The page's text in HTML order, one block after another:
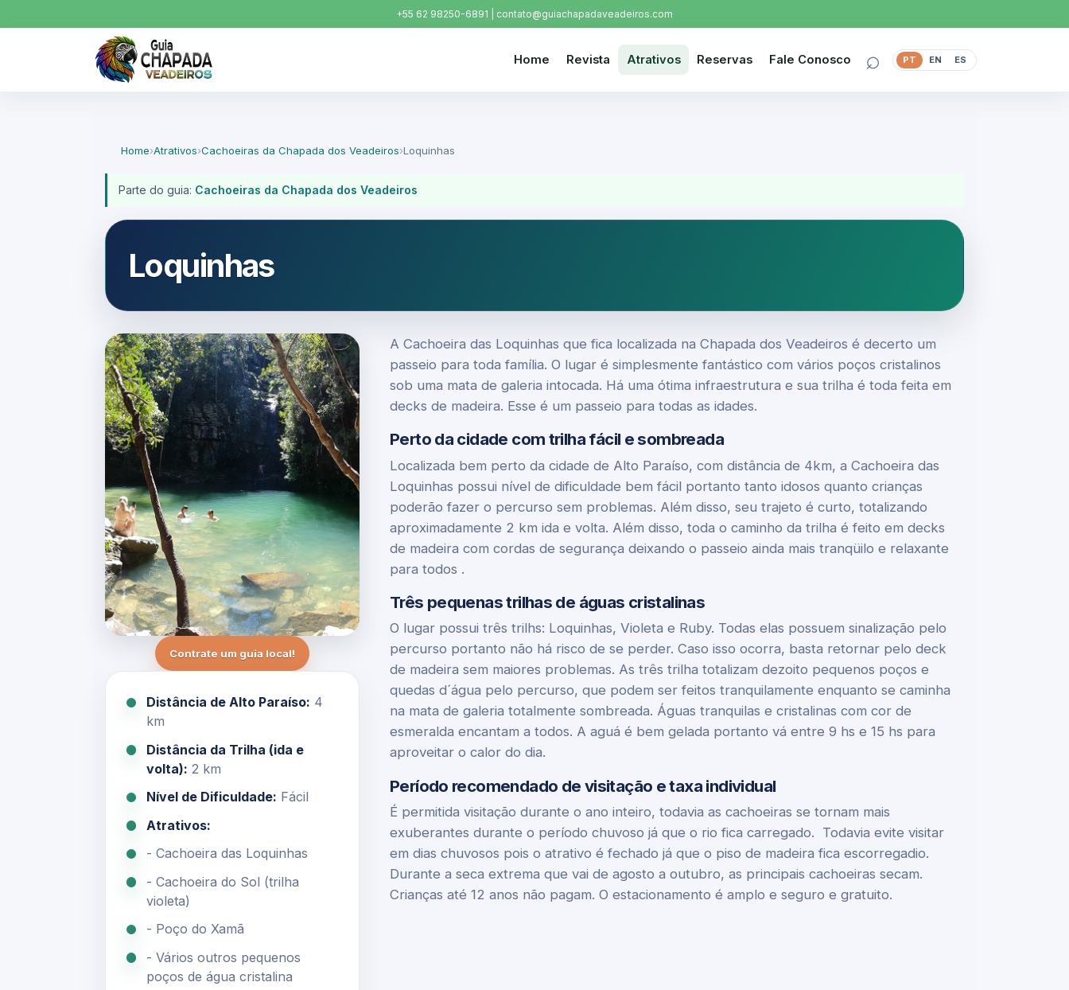
+55 62 98250-6891 | contato@guiachapadaveadeiros.com
Home Revista Atrativos Reservas Fale Conosco ⌕ PT EN ES
Home›Atrativos›Cachoeiras da Chapada dos Veadeiros›Loquinhas
Parte do guia: Cachoeiras da Chapada dos Veadeiros
Loquinhas
Contrate um guia local!
Distância de Alto Paraíso: 4
km
Distância da Trilha (ida e
volta): 2 km
Nível de Dificuldade: Fácil
Atrativos:
- Cachoeira das Loquinhas
- Cachoeira do Sol (trilha
violeta)
- Poço do Xamã
- Vários outros pequenos
poços de água cristalina
A Cachoeira das Loquinhas que fica localizada na Chapada dos Veadeiros é decerto um
passeio para toda família. O lugar é simplesmente fantástico com vários poços cristalinos
sob uma mata de galeria intocada. Há uma ótima infraestrutura e sua trilha é toda feita em
decks de madeira. Esse é um passeio para todas as idades.
Perto da cidade com trilha fácil e sombreada
Localizada bem perto da cidade de Alto Paraíso, com distância de 4km, a Cachoeira das
Loquinhas possui nível de dificuldade bem fácil portanto tanto idosos quanto crianças
poderão fazer o percurso sem problemas. Além disso, seu trajeto é curto, totalizando
aproximadamente 2 km ida e volta. Além disso, toda o caminho da trilha é feito em decks
de madeira com cordas de segurança deixando o passeio ainda mais tranqüilo e relaxante
para todos .
Três pequenas trilhas de águas cristalinas
O lugar possui três trilhs: Loquinhas, Violeta e Ruby. Todas elas possuem sinalização pelo
percurso portanto não há risco de se perder. Caso isso ocorra, basta retornar pelo deck
de madeira sem maiores problemas. As três trilha totalizam dezoito pequenos poços e
quedas d´água pelo percurso, que podem ser feitos tranquilamente enquanto se caminha
na mata de galeria totalmente sombreada. Águas tranquilas e cristalinas com cor de
esmeralda encantam a todos. A aguá é bem gelada portanto vá entre 9 hs e 15 hs para
aproveitar o calor do dia.
Período recomendado de visitação e taxa individual
É permitida visitação durante o ano inteiro, todavia as cachoeiras se tornam mais
exuberantes durante o período chuvoso já que o rio fica carregado. Todavia evite visitar
em dias chuvosos pois o atrativo é fechado já que o piso de madeira fica escorregadio.
Durante a seca extrema que vai de agosto a outubro, as principais cachoeiras secam.
Crianças até 12 anos não pagam. O estacionamento é amplo e seguro e gratuito.